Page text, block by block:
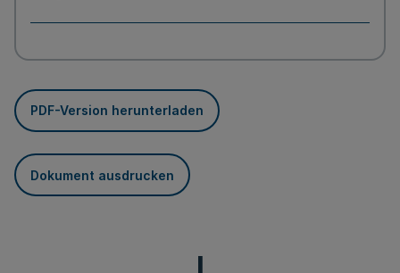
PDF-Version herunterladen
Dokument ausdrucken